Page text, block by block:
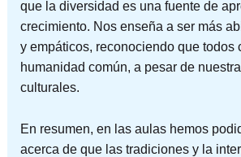
que la diversidad es una fuente de
crecimiento. Nos enseña a ser más
y empáticos, reconociendo que todos
humanidad común, a pesar de
culturales.
En resumen, en las aulas hemos
acerca de que las tradiciones y la